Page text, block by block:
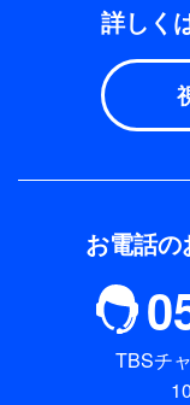
詳しく
お電話
TBSチ